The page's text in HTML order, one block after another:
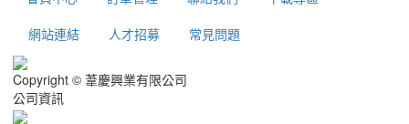
網站連結
人才招募 常見問題
Copyright © 葦慶興業有限公司
公司資訊